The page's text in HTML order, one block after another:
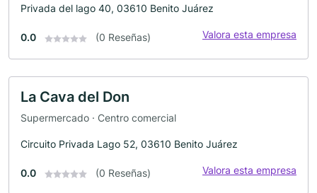
Privada del lago 40, 03610 Benito Juárez
0.0 (0 Reseñas) Valora esta empresa
La Cava del Don
Supermercado · Centro comercial
Circuito Privada Lago 52, 03610 Benito Juárez
0.0 (0 Reseñas) Valora esta empresa